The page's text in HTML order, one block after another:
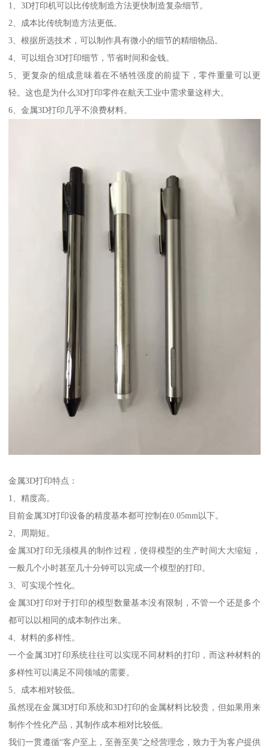
1、3D打印机可以比传统制造方法更快制造复杂细节。
2、成本比传统制造方法更低。
3、根据所选技术，可以制作具有微小的细节的精细物品。
4、可以组合3D打印细节，节省时间和金钱。
5、更复杂的组成意味着在不牺牲强度的前提下，零件重量可以更
轻。这也是为什么3D打印零件在航天工业中需求量这样大。
6、金属3D打印几乎不浪费材料。
金属3D打印特点：
1、精度高。
目前金属3D打印设备的精度基本都可控制在0.05mm以下。
2、周期短。
金属3D打印无须模具的制作过程，使得模型的生产时间大大缩短，
一般几个小时甚至几十分钟可以完成一个模型的打印。
3、可实现个性化。
金属3D打印对于打印的模型数量基本没有限制，不管一个还是多个
都可以以相同的成本制作出来。
4、材料的多样性。
一个金属3D打印系统往往可以实现不同材料的打印，而这种材料的
多样性可以满足不同领域的需要。
5、成本相对较低。
虽然现在金属3D打印系统和3D打印的金属材料比较贵，但如果用来
制作个性化产品，其制作成本相对比较低。
我们一贯遵循“客户至上，至善至美”之经营理念，致力于为客户提供